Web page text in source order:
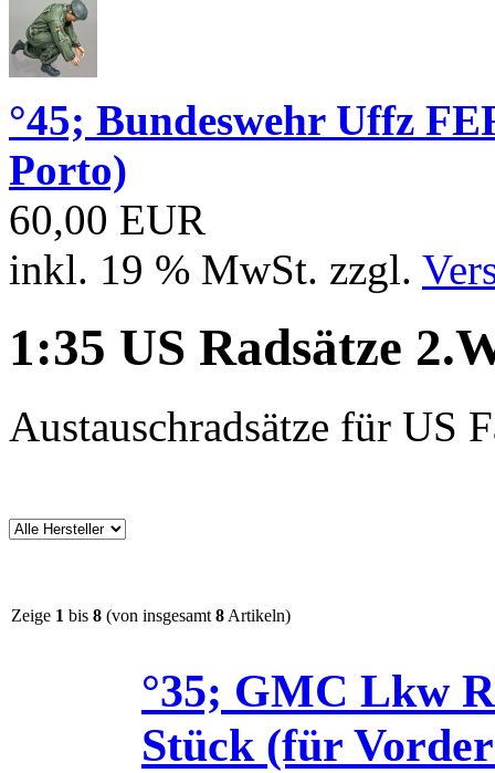
°45; Bundeswehr Uffz
Porto)
60,00 EUR
inkl. 19 % MwSt. zzgl.
1:35 US Radsätze
Austauschradsätze für US
Zeige 1 bis 8 (von insgesamt 8 Artikeln)
°35; GMC Lkw
Stück (für